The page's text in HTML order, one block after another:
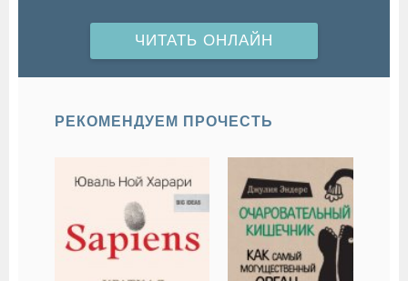
ЧИТАТЬ ОНЛАЙН
РЕКОМЕНДУЕМ ПРОЧЕСТЬ